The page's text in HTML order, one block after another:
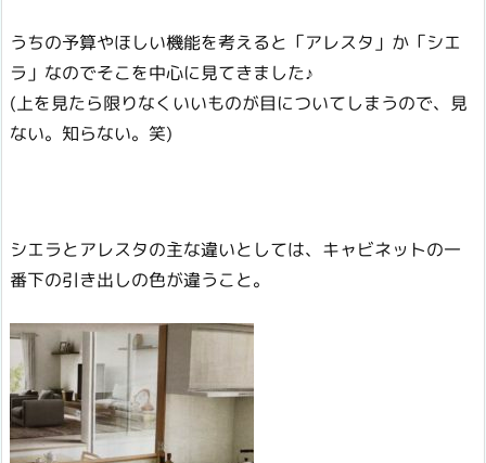
うちの予算やほしい機能を考えると「アレスタ」か「シエ
ラ」なのでそこを中心に見てきました♪
(上を見たら限りなくいいものが目についてしまうので、見
ない。知らない。笑)
シエラとアレスタの主な違いとしては、キャビネットの一
番下の引き出しの色が違うこと。